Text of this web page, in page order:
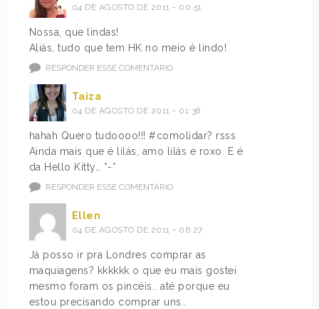
04 DE AGOSTO DE 2011 - 00:51
Nossa, que lindas!
Aliás, tudo que tem HK no meio é lindo!
RESPONDER ESSE COMENTÁRIO
Taiza
04 DE AGOSTO DE 2011 - 01:38
hahah Quero tudoooo!!! #comolidar? rsss
Ainda mais que é lilás, amo lilás e roxo. E é
da Hello Kitty… *-*
RESPONDER ESSE COMENTÁRIO
Ellen
04 DE AGOSTO DE 2011 - 06:27
Já posso ir pra Londres comprar as
maquiagens? kkkkkk o que eu mais gostei
mesmo foram os pincéis.. até porque eu
estou precisando comprar uns..